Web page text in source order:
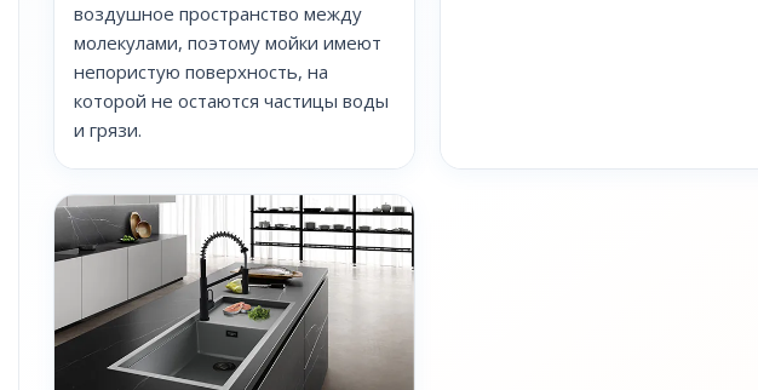
воздушное пространство между
молекулами, поэтому мойки имеют
непористую поверхность, на
которой не остаются частицы воды
и грязи.